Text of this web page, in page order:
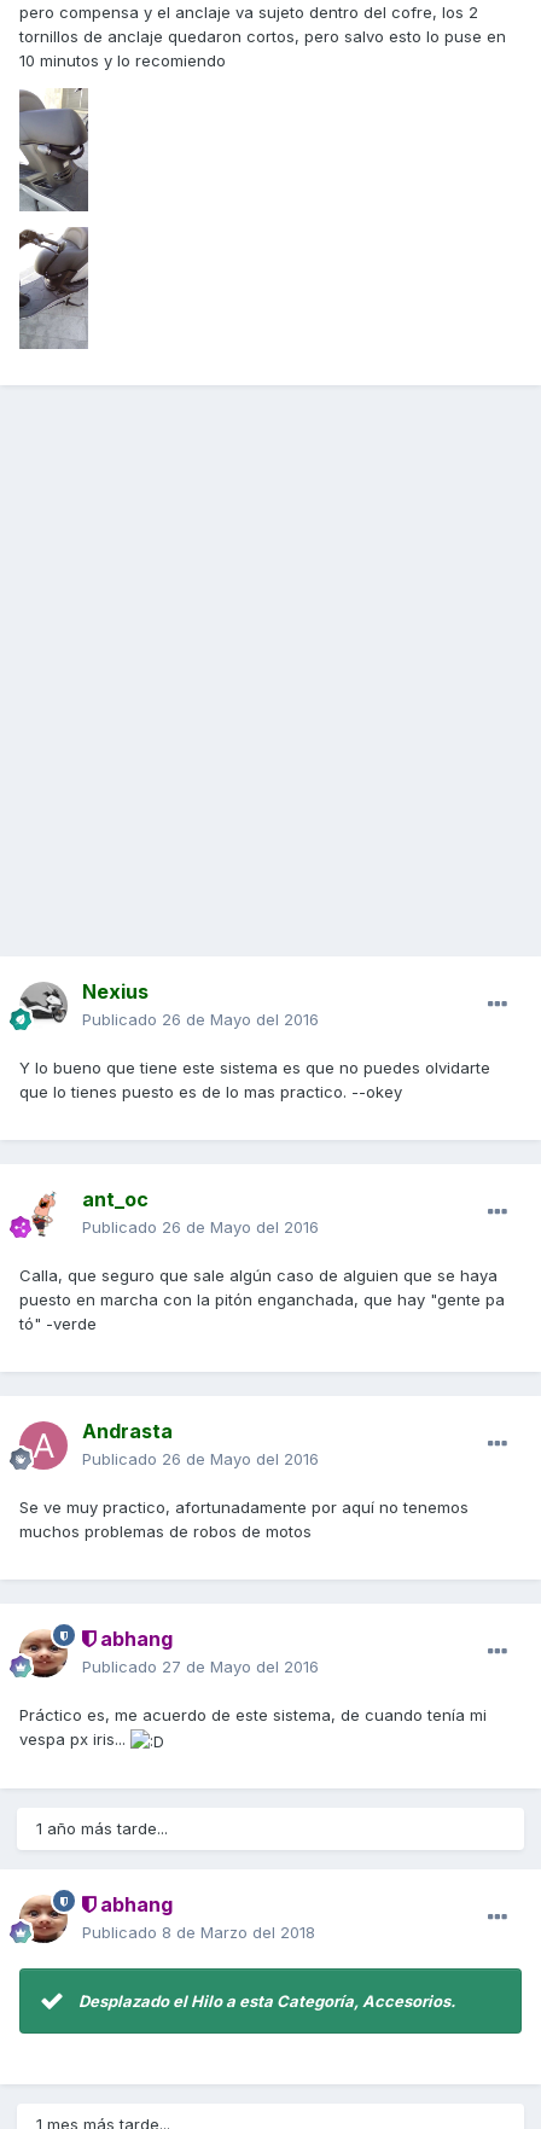
pero compensa y el anclaje va sujeto dentro del cofre, los 2
tornillos de anclaje quedaron cortos, pero salvo esto lo puse en
10 minutos y lo recomiendo
Nexius
Publicado 26 de Mayo del 2016
Y lo bueno que tiene este sistema es que no puedes olvidarte
que lo tienes puesto es de lo mas practico. --okey
ant_oc
Publicado 26 de Mayo del 2016
Calla, que seguro que sale algún caso de alguien que se haya
puesto en marcha con la pitón enganchada, que hay "gente pa
tó" -verde
Andrasta
Publicado 26 de Mayo del 2016
Se ve muy practico, afortunadamente por aquí no tenemos
muchos problemas de robos de motos
abhang
Publicado 27 de Mayo del 2016
Práctico es, me acuerdo de este sistema, de cuando tenía mi
vespa px iris...
1 año más tarde...
abhang
Publicado 8 de Marzo del 2018
Desplazado el Hilo a esta Categoría, Accesorios.
1 mes más tarde...